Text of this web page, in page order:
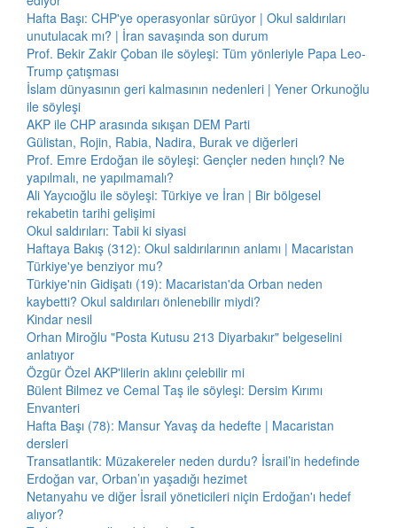
Hafta Başı: CHP'ye operasyonlar sürüyor | Okul saldırıları
unutulacak mı? | İran savaşında son durum
Prof. Bekir Zakir Çoban ile söyleşi: Tüm yönleriyle Papa Leo-
Trump çatışması
İslam dünyasının geri kalmasının nedenleri | Yener Orkunoğlu
ile söyleşi
AKP ile CHP arasında sıkışan DEM Parti
Gülistan, Rojin, Rabia, Nadira, Burak ve diğerleri
Prof. Emre Erdoğan ile söyleşi: Gençler neden hınçlı? Ne
yapılmalı, ne yapılmamalı?
Ali Yaycıoğlu ile söyleşi: Türkiye ve İran | Bir bölgesel
rekabetin tarihi gelişimi
Okul saldırıları: Tabii ki siyasi
Haftaya Bakış (312): Okul saldırılarının anlamı | Macaristan
Türkiye'ye benziyor mu?
Türkiye'nin Gidişatı (19): Macaristan'da Orban neden
kaybetti? Okul saldırıları önlenebilir miydi?
Kindar nesil
Orhan Miroğlu "Posta Kutusu 213 Diyarbakır" belgeselini
anlatıyor
Özgür Özel AKP'lilerin aklını çelebilir mi
Bülent Bilmez ve Cemal Taş ile söyleşi: Dersim Kırımı
Envanteri
Hafta Başı (78): Mansur Yavaş da hedefte | Macaristan
dersleri
Transatlantik: Müzakereler neden durdu? İsrail’in hedefinde
Erdoğan var, Orban’ın yaşadığı hezimet
Netanyahu ve diğer İsrail yöneticileri niçin Erdoğan'ı hedef
alıyor?